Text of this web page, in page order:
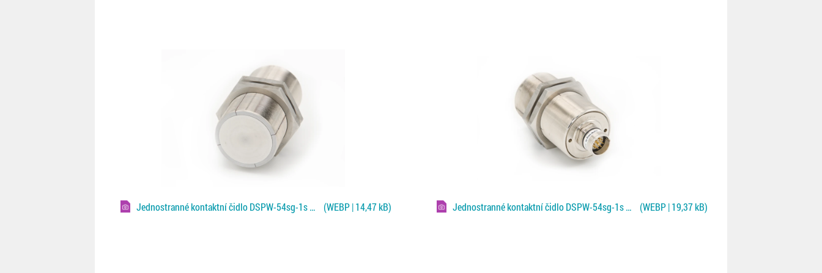
Jednostranné kontaktní čidlo DSPW-54sg-1s pro Fe a NF plechy (WEBP | 14,47 kB) Jednostranné kontaktní čidlo DSPW-54sg-1s pro Fe a NF plechy (WEBP | 19,37 kB)